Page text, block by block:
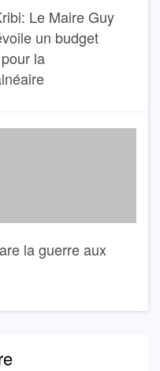
Le Maire Guy
un budget
la
la guerre aux